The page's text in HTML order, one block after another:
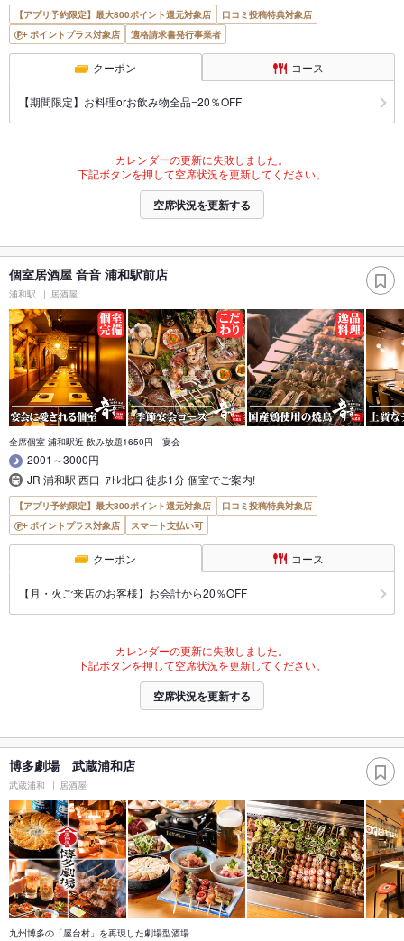
【アプリ予約限定】最大800ポイント還元対象店
口コミ投稿特典対象店
ポイントプラス対象店
適格請求書発行事業者
クーポン コース
【期間限定】お料理orお飲み物全品=20％OFF
カレンダーの更新に失敗しました。
下記ボタンを押して空席状況を更新してください。
空席状況を更新する
個室居酒屋 音音 浦和駅前店
浦和駅 居酒屋
全席個室 浦和駅近 飲み放題1650円 宴会
2001～3000円
JR 浦和駅 西口･ｱﾄﾚ北口 徒歩1分 個室でご案内!
【アプリ予約限定】最大800ポイント還元対象店
口コミ投稿特典対象店
ポイントプラス対象店
スマート支払い可
クーポン コース
【月・火ご来店のお客様】お会計から20％OFF
カレンダーの更新に失敗しました。
下記ボタンを押して空席状況を更新してください。
空席状況を更新する
博多劇場 武蔵浦和店
武蔵浦和 居酒屋
九州博多の「屋台村」を再現した劇場型酒場